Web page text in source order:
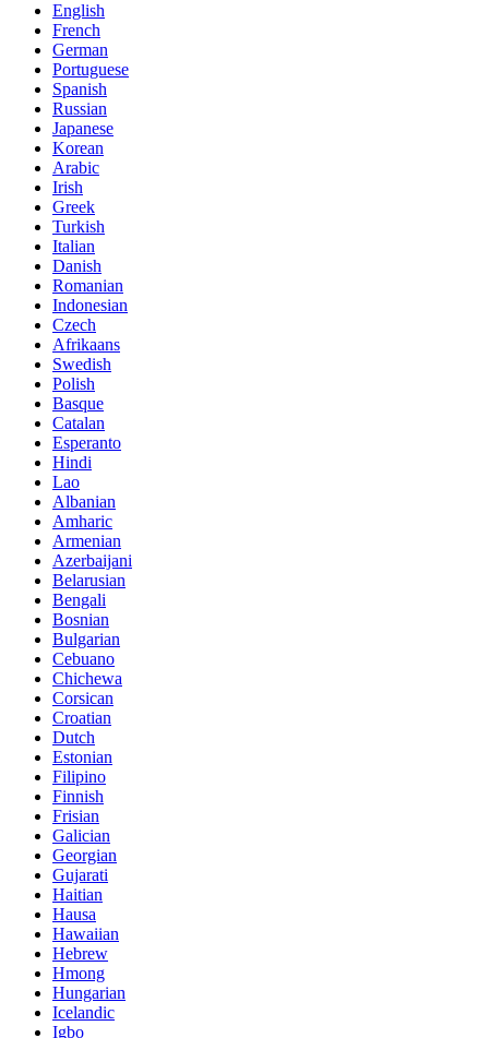
English
French
German
Portuguese
Spanish
Russian
Japanese
Korean
Arabic
Irish
Greek
Turkish
Italian
Danish
Romanian
Indonesian
Czech
Afrikaans
Swedish
Polish
Basque
Catalan
Esperanto
Hindi
Lao
Albanian
Amharic
Armenian
Azerbaijani
Belarusian
Bengali
Bosnian
Bulgarian
Cebuano
Chichewa
Corsican
Croatian
Dutch
Estonian
Filipino
Finnish
Frisian
Galician
Georgian
Gujarati
Haitian
Hausa
Hawaiian
Hebrew
Hmong
Hungarian
Icelandic
Igbo